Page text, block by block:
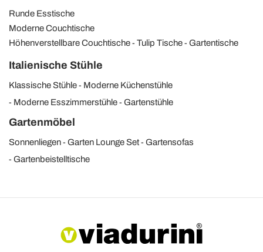
Runde Esstische
Moderne Couchtische
Höhenverstellbare Couchtische
Tulip Tische Gartentische
Italienische Stühle
Klassische Stühle
Moderne Küchenstühle
Moderne Esszimmerstühle
Gartenstühle
Gartenmöbel
Sonnenliegen Garten Lounge Set
Gartensofas
Gartenbeistelltische